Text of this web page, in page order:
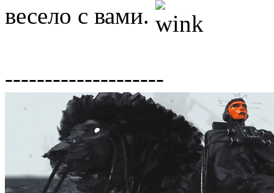
весело с вами.
--------------------